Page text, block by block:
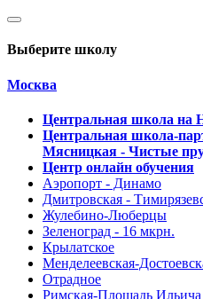
Выберите школу
Москва
Центральная школа на
Центральная школа-
Мясницкая - Чистые
Центр онлайн обучения
Аэропорт - Динамо
Дмитровская -
Жулебино-Люберцы
Зеленоград - 16 мкрн.
Крылатское
Менделеевская-
Отрадное
Римская-Площадь Ильича